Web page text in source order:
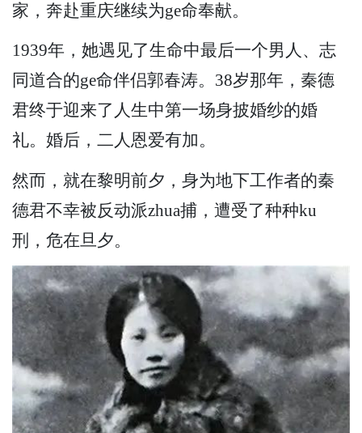
家，奔赴重庆继续为ge命奉献。
1939年，她遇见了生命中最后一个男人、志
同道合的ge命伴侣郭春涛。38岁那年，秦德
君终于迎来了人生中第一场身披婚纱的婚
礼。婚后，二人恩爱有加。
然而，就在黎明前夕，身为地下工作者的秦
德君不幸被反动派zhua捕，遭受了种种ku
刑，危在旦夕。